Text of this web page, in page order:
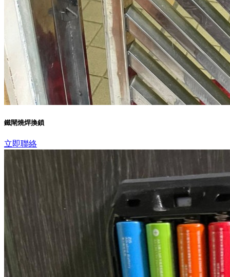
鐵閘燒焊換鎖
立即聯絡